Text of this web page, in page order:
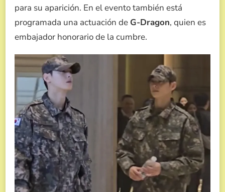
para su aparición. En el evento también está
programada una actuación de G-Dragon, quien es
embajador honorario de la cumbre.